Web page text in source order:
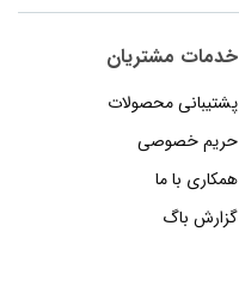
خدمات مشتریان
پشتیبانی محصولات
حریم خصوصی
همکاری با ما
گزارش باگ